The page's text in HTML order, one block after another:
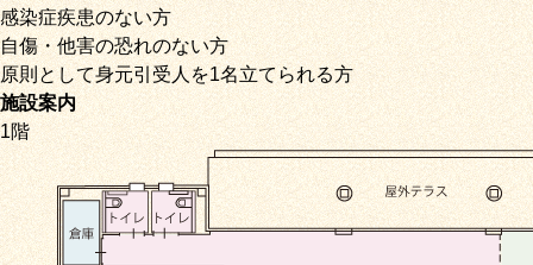
感染症疾患のない方
自傷・他害の恐れのない方
原則として身元引受人を1名立てられる方
施設案内
1階